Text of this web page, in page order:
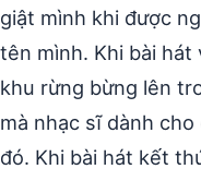
giật mình khi được
tên mình. Khi bài hát
khu rừng bừng lên
mà nhạc sĩ dành
đó. Khi bài hát kết